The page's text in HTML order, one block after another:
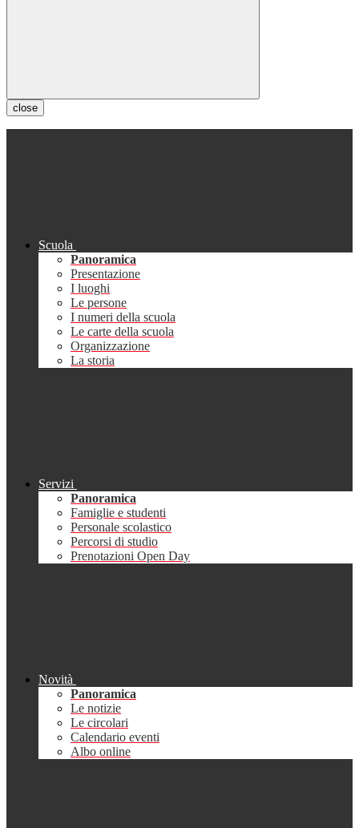
close
Scuola
Panoramica
Presentazione
I luoghi
Le persone
I numeri della scuola
Le carte della scuola
Organizzazione
La storia
Servizi
Panoramica
Famiglie e studenti
Personale scolastico
Percorsi di studio
Prenotazioni Open Day
Novità
Panoramica
Le notizie
Le circolari
Calendario eventi
Albo online